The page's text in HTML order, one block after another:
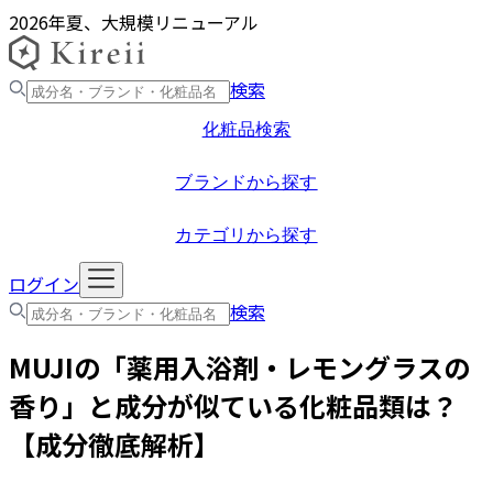
2026年夏、大規模リニューアル
検索
化粧品検索
ブランドから探す
カテゴリから探す
ログイン
検索
MUJIの「薬用入浴剤・レモングラスの
香り 」と成分が似ている化粧品類は？
【成分徹底解析】